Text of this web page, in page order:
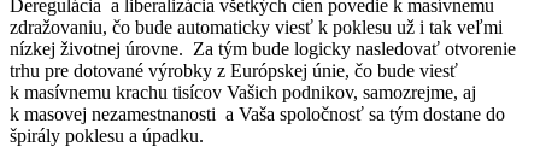
Deregulácia a liberalizácia všetkých cien povedie k masívnemu
zdražovaniu, čo bude automaticky viesť k poklesu už i tak veľmi
nízkej životnej úrovne. Za tým bude logicky nasledovať otvorenie
trhu pre dotované výrobky z Európskej únie, čo bude viesť
k masívnemu krachu tisícov Vašich podnikov, samozrejme, aj
k masovej nezamestnanosti a Vaša spoločnosť sa tým dostane do
špirály poklesu a úpadku.